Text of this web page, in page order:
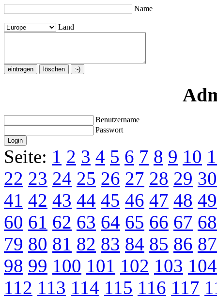
Name
Land
Benutzername
Passwort
Seite: 1 2 3 4 5 6 7 8 9 10
22 23 24 25 26 27 28 29 30
41 42 43 44 45 46 47 48 49
60 61 62 63 64 65 66 67 68
79 80 81 82 83 84 85 86 87
98 99 100 101 102 103 104
112 113 114 115 116 117